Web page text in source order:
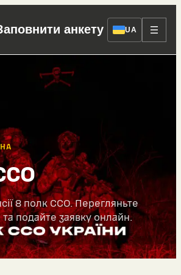
анкету UA
8 полк ССО. Перегляньте
та подайте заявку онлайн.